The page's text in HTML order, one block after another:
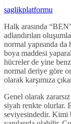
saglikplatformu
Halk arasında
adlandırılan
normal yapısında
boya maddesi
hücreler de yine
normal deriye göre
olarak karşımıza
Genel olarak
siyah renkte olurlar.
seviyesindedir. Kimi